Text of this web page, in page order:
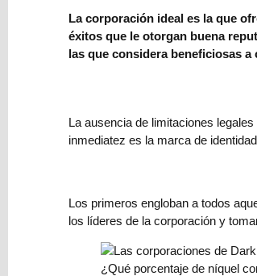
la
criada:
el
salvaje
y
→
Subgéneros
fantasía
La corporación ideal es la que
éxitos que le otorgan buena
las que considera beneficiosas
La ausencia de limitaciones
inmediatez es la marca de
Los primeros engloban a todos
los líderes de la corporación y
¿Qué porcentaje de níquel